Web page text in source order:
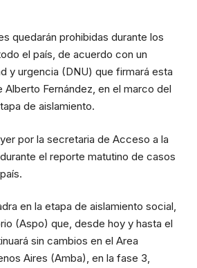
quedarán prohibidas durante los
el país, de acuerdo con un
y urgencia (DNU) que firmará esta
Alberto Fernández, en el marco del
de aislamiento.
por la secretaria de Acceso a la
el reporte matutino de casos
en la etapa de aislamiento social,
(Aspo) que, desde hoy y hasta el
sin cambios en el Area
Aires (Amba), en la fase 3,